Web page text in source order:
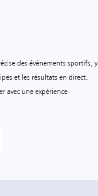
des événements sportifs, y
et les résultats en direct.
avec une expérience